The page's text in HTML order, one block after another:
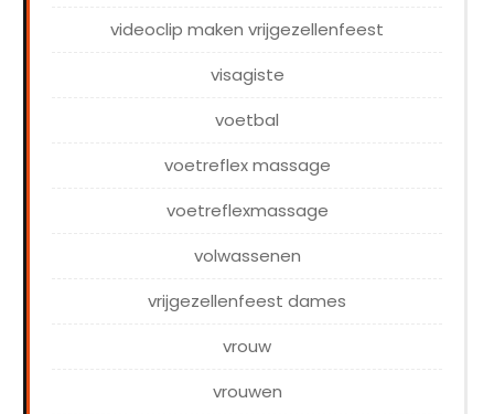
videoclip maken vrijgezellenfeest
visagiste
voetbal
voetreflex massage
voetreflexmassage
volwassenen
vrijgezellenfeest dames
vrouw
vrouwen